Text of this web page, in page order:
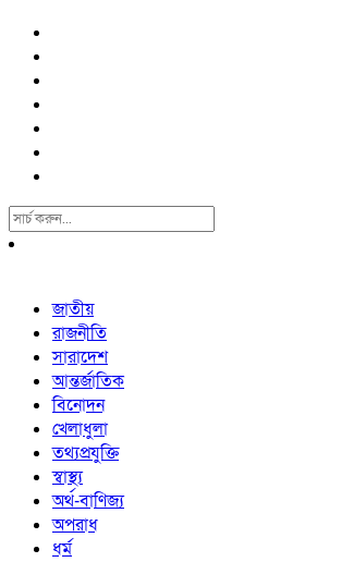
Search
For:
জাতীয়
রাজনীতি
সারাদেশ
আন্তর্জাতিক
বিনোদন
খেলাধুলা
তথ্যপ্রযুক্তি
স্বাস্থ্য
অর্থ-বাণিজ্য
অপরাধ
ধর্ম